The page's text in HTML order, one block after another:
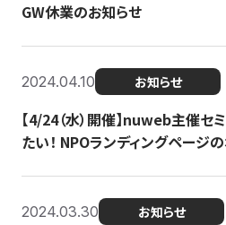
GW休業のお知らせ
2024.04.10 お知らせ
【4/24（水）開催】nuweb主催セ
たい！ NPOランディングページ
2024.03.30 お知らせ